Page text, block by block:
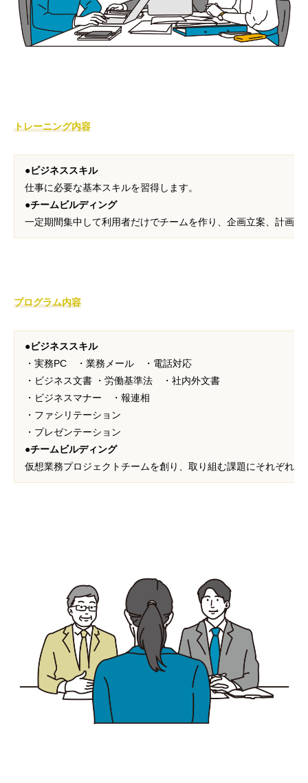
トレーニング内容
●ビジネススキル
仕事に必要な基本スキルを習得します。
●チームビルディング
一定期間集中して利用者だけでチームを作り、企画立案、 計画し
プログラム内容
●ビジネススキル
・実務PC ・業務メール ・電話対応
・ビジネス文書 ・労働基準法 ・社内外文書
・ビジネスマナー ・報連相
・ファシリテーション
・プレゼンテーション
●チームビルディング
仮想業務プロジェクトチームを創り、取り組む課題にそれぞれ